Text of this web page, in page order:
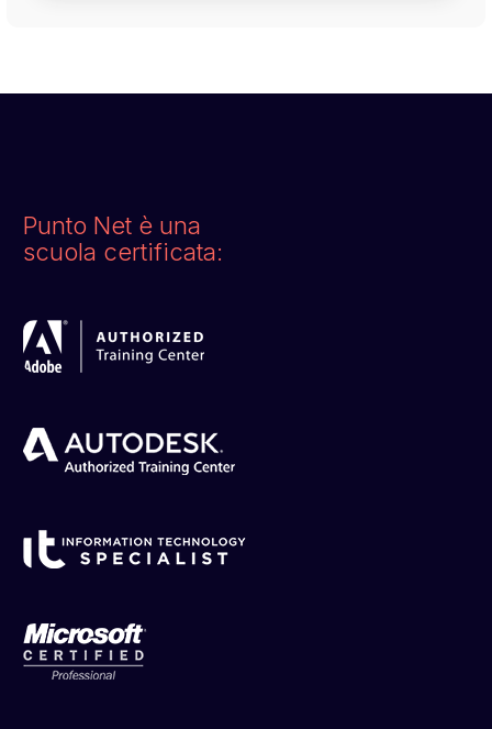
Punto Net è una
scuola certificata: